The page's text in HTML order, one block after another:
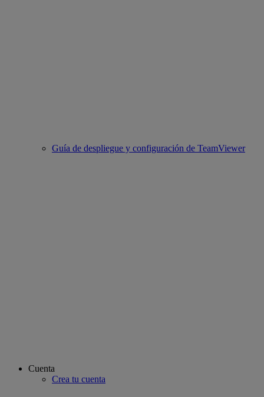
Guía de despliegue y configuración de TeamViewer
Cuenta
Crea tu cuenta